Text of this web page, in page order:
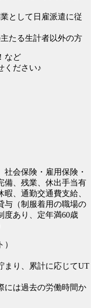
として日雇派遣に従
たる生計者以外の方
など
ください♪
会保険・雇用保険・
備、残業、休出手当有
、通勤交通費支給、
（制服着用の職場の
度あり、定年満60歳
まり、累計に応じてUT
には過去の労働時間か